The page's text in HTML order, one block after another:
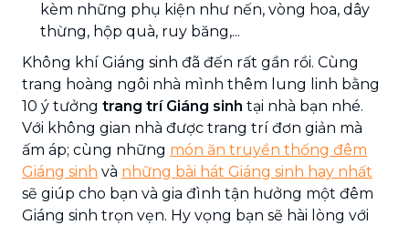
kèm những phụ kiện như nến, vòng hoa, dây
thừng, hộp quà, ruy băng,...
Không khí Giáng sinh đã đến rất gần rồi. Cùng
trang hoàng ngôi nhà mình thêm lung linh bằng
10 ý tưởng trang trí Giáng sinh tại nhà bạn nhé.
Với không gian nhà được trang trí đơn giản mà
ấm áp; cùng những món ăn truyền thống đêm
Giáng sinh và những bài hát Giáng sinh hay nhất
sẽ giúp cho bạn và gia đình tận hưởng một đêm
Giáng sinh trọn vẹn. Hy vọng bạn sẽ hài lòng với